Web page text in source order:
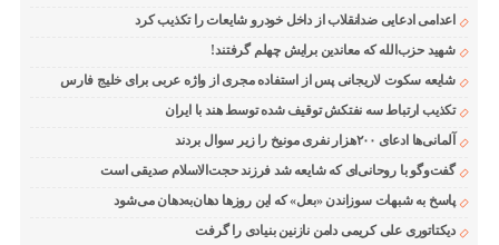
اعدامی ادعایی ضدانقلاب از داخل خودرو شایعات را تکذیب کرد
شهید حزب‌الله که معاندین برایش چهلم گرفتند!
شایعه سکوت لاریجانی پس از استفاده مجری از واژه عربی برای خلیج فارس
تکذیب ارتباط سه نفتکش توقیف شده توسط هند با ایران
آلمانی‌ها ادعای ۲۰۰هزار نفری مونیخ را زیر سوال بردند
گفت‌وگو با روحانی‌ای که شایعه شد فرزند حجت‌الاسلام صدیقی است
پاسخ به شبهات سوزاندن «بعل» که این روزها دهان‌به‌دهان می‌شود
دیکتاتوری علی کریمی دامن نازنین بنیادی را گرفت